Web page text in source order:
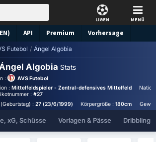
LIGEN MENÜ
API Premium Vorhersage
Futebol / Ángel Algobia
Ángel Algobia Stats
:
AVS Futebol
: Mittelfeldspieler - Zentral-defensives Mittelfeld
:#27
: 27 (23/6/1999) Körpergröße :180cm
xG, Schüsse Vorlagen & Pässe Dribbling